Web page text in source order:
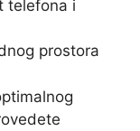
telefona i
prostora